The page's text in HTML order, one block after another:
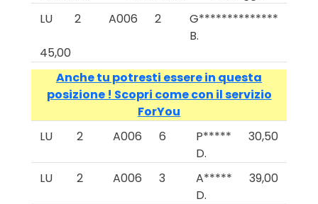
LU
2 A006 2
G**************
B.
45,00
Anche tu potresti essere in questa
posizione ! Scopri come con il servizio
ForYou
LU
2 A006 6
P*****
D.
30,50
LU 2 A006 3
A*****
D.
39,00